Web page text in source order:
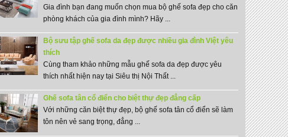
Gia đình bạn đang muốn chọn mua bộ ghế sofa đẹp cho căn
phòng khách của gia đình mình? Hãy ...
Bộ sưu tập ghế sofa da đẹp được nhiều gia đình Việt yêu
thích
Cùng tham khảo những mẫu ghế sofa da đẹp được yêu
thích nhất hiện nay tại Siêu thị Nội Thất ...
Ghế sofa tân cổ điển cho biệt thự đẹp đẳng cấp
Với những căn biệt thự đẹp, bộ ghế sofa tân cổ điển sẽ làm
tôn nên vẻ sang trọng, đẳng ...